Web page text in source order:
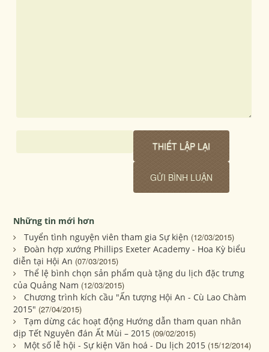
Những tin mới hơn
Tuyển tình nguyện viên tham gia Sự kiện (12/03/2015)
Đoàn hợp xướng Phillips Exeter Academy - Hoa Kỳ biểu
diễn tại Hội An (07/03/2015)
Thể lệ bình chọn sản phẩm quà tặng du lịch đặc trưng
của Quảng Nam (12/03/2015)
Chương trình kích cầu "Ấn tượng Hội An - Cù Lao Chàm
2015" (27/04/2015)
Tạm dừng các hoạt động Hướng dẫn tham quan nhân
dịp Tết Nguyên đán Ất Mùi – 2015 (09/02/2015)
Một số lễ hội - Sự kiện Văn hoá - Du lịch 2015 (15/12/2014)